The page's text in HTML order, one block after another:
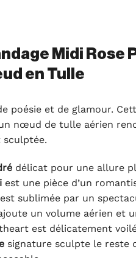
Midi Rose
en Tulle
poésie et de glamour.
nœud de tulle aérien
délicat pour une allure
est une pièce d’un
est sublimée par un
un volume aérien et
est délicatement
signature sculpte le reste